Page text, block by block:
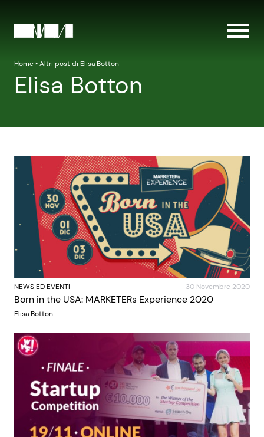
Home‣Altri post di Elisa Botton
Elisa Botton
NEWS ED EVENTI 30 Novembre 2020
Born in the USA: MARKETERs Experience 2020
Elisa Botton